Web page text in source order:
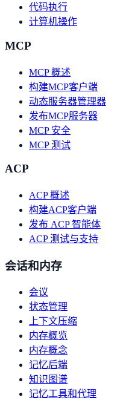
代码执行
计算机操作
MCP
MCP 概述
构建MCP客户端
动态服务器管理器
发布MCP服务器
MCP 安全
MCP 测试
ACP
ACP 概述
构建ACP客户端
发布 ACP 智能体
ACP 测试与支持
会话和内存
会议
状态管理
上下文压缩
内存概览
内存概念
记忆后端
知识图谱
记忆工具和代理